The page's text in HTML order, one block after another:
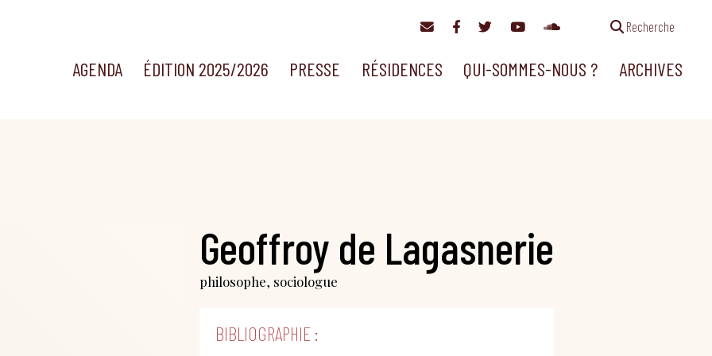
Recherche
AGENDA ÉDITION 2025/2026 PRESSE RÉSIDENCES QUI-SOMMES-NOUS ? ARCHIVES
Geoffroy de Lagasnerie
philosophe, sociologue
BIBLIOGRAPHIE :